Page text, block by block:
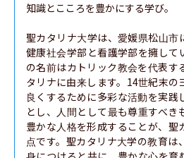
知識とこころを豊かにする学び。
聖カタリナ大学は、愛媛県松山市
健康社会学部と看護学部を擁して
の名前はカトリック教会を代表す
タリナに由来します。14世紀末の
良くするために多彩な活動を実践
とし、人間として最も尊重すべき
豊かな人格を形成することが、聖
点です。聖カタリナ大学の教育は